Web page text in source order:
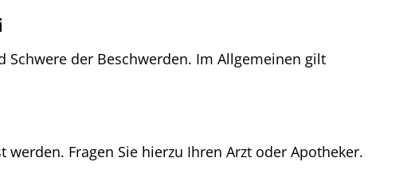
der Beschwerden. Im Allgemeinen gilt
Fragen Sie hierzu Ihren Arzt oder Apotheker.